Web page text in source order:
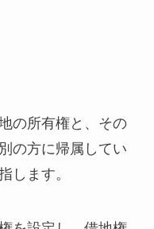
の所有権と、その
の方に帰属してい
します。